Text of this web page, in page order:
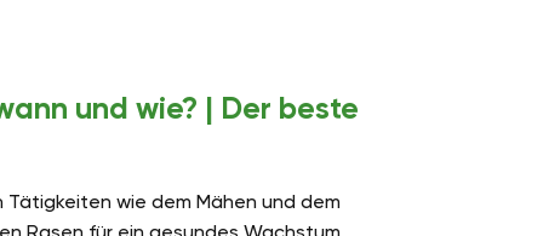
und wie? | Der beste
wie dem Mähen und dem